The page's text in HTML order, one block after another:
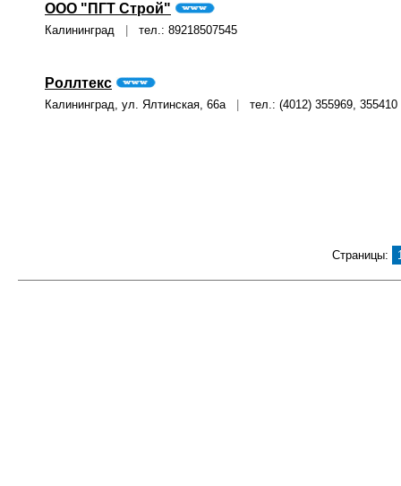
ООО "ПГТ Строй"
Калининград тел.: 89218507545
Роллтекс
Калининград, ул. Ялтинская, 66а тел.: (4012) 355969, 355410
Страницы: